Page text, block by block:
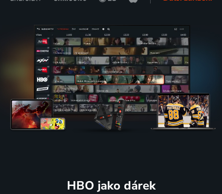
HBO jako dárek